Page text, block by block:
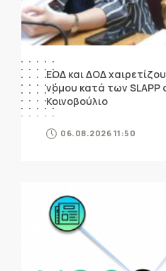
ΕΟΔ και ΔΟΔ
νόμου κατά των SLAPP
Κοινοβούλιο
06.08.2026 11:50